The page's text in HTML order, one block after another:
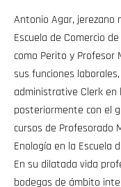
Antonio Agar, jerezano
Escuela de Comercio
como Perito y Profesor
sus funciones
administrative Clerk
posteriormente con el
cursos de Profesorado
Enología en la Escuela
En su dilatada vida
bodegas de ámbito